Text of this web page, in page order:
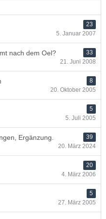
23
5. Januar 2007
nach dem Oel?
33
21. Juni 2008
8
20. Oktober 2005
5
5. Juli 2005
Ergänzung.
39
20. März 2024
20
4. März 2006
5
27. März 2005